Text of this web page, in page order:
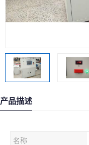
产品描述
名称